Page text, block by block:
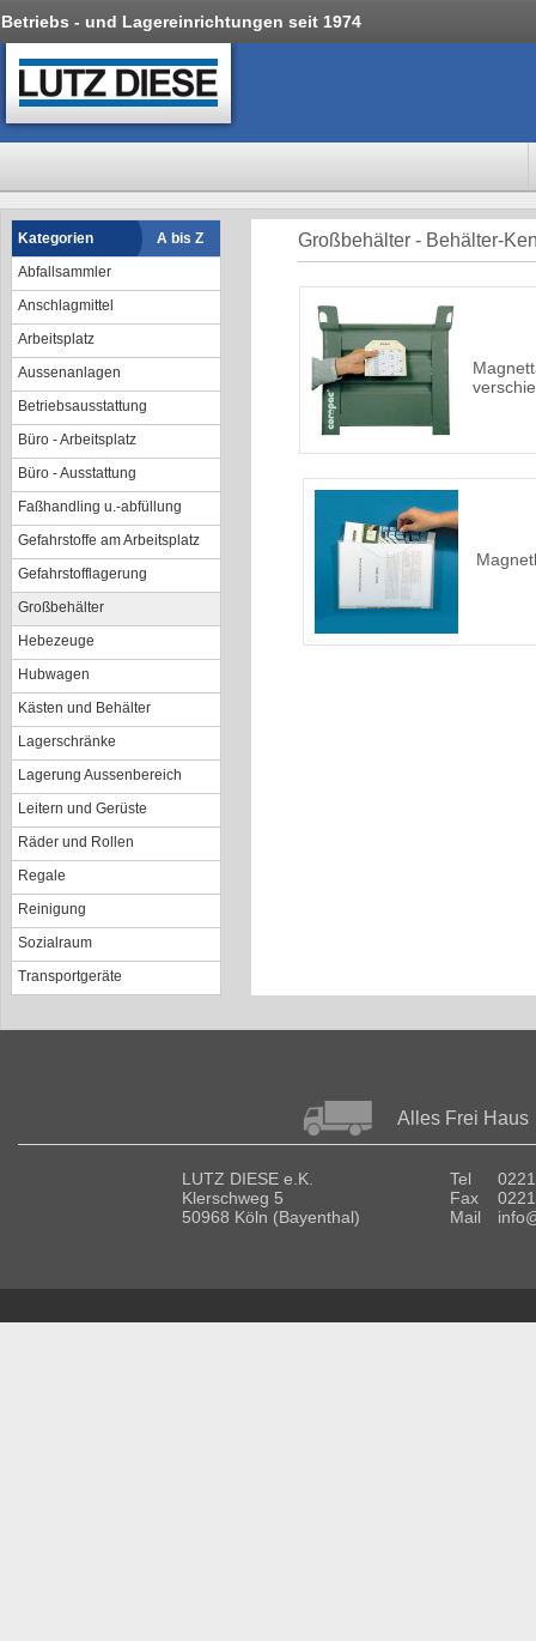
Betriebs - und Lagereinrichtungen seit 1974
Kategorien
A bis Z
Abfallsammler
Anschlagmittel
Arbeitsplatz
Aussenanlagen
Betriebsausstattung
Büro - Arbeitsplatz
Büro - Ausstattung
Faßhandling u.-abfüllung
Gefahrstoffe am Arbeitsplatz
Gefahrstofflagerung
Großbehälter
Hebezeuge
Hubwagen
Kästen und Behälter
Lagerschränke
Lagerung Aussenbereich
Leitern und Gerüste
Räder und Rollen
Regale
Reinigung
Sozialraum
Transportgeräte
Großbehälter - Behälter-
Alles Frei Haus
LUTZ DIESE e.K.
Klerschweg 5
50968 Köln (Bayenthal)
Tel
Fax
Mail